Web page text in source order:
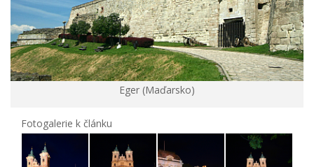
Eger (Maďarsko)
Fotogalerie k článku